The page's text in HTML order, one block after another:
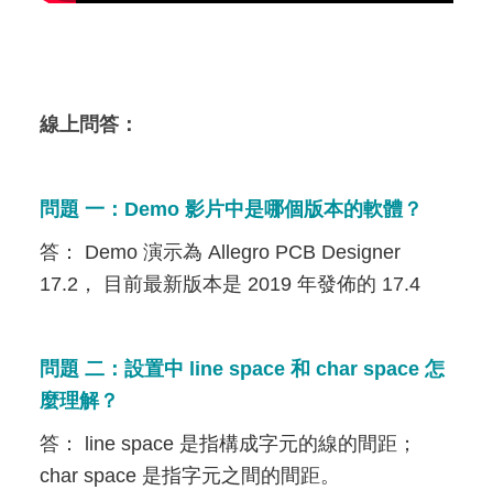
線上問答：
問題 一：Demo 影片中是哪個版本的軟體？
答： Demo 演示為 Allegro PCB Designer
17.2， 目前最新版本是 2019 年發佈的 17.4
問題 二：設置中 line space 和 char space 怎
麼理解？
答： line space 是指構成字元的線的間距；
char space 是指字元之間的間距。